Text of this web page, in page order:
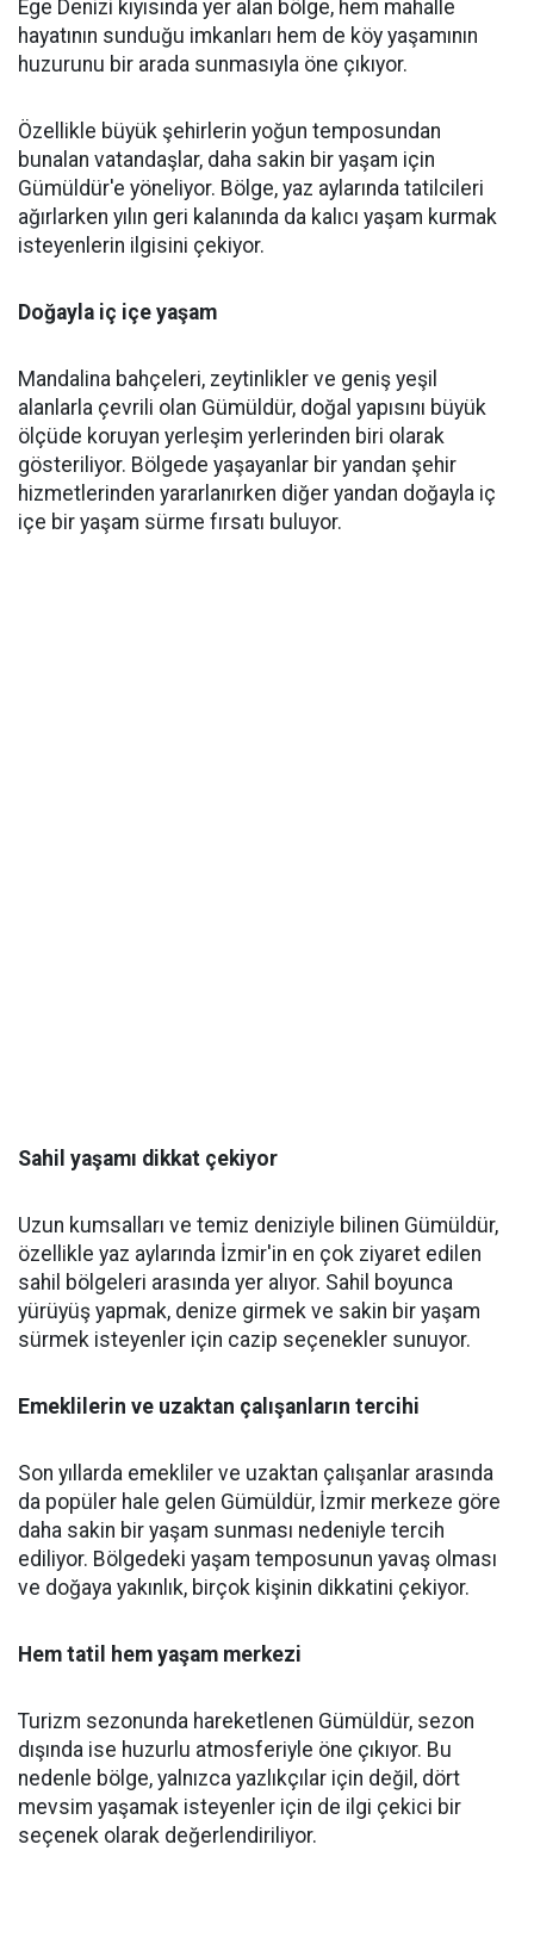
Ege Denizi kıyısında yer alan bölge, hem mahalle
hayatının sunduğu imkanları hem de köy yaşamının
huzurunu bir arada sunmasıyla öne çıkıyor.
Özellikle büyük şehirlerin yoğun temposundan
bunalan vatandaşlar, daha sakin bir yaşam için
Gümüldür'e yöneliyor. Bölge, yaz aylarında tatilcileri
ağırlarken yılın geri kalanında da kalıcı yaşam kurmak
isteyenlerin ilgisini çekiyor.
Doğayla iç içe yaşam
Mandalina bahçeleri, zeytinlikler ve geniş yeşil
alanlarla çevrili olan Gümüldür, doğal yapısını büyük
ölçüde koruyan yerleşim yerlerinden biri olarak
gösteriliyor. Bölgede yaşayanlar bir yandan şehir
hizmetlerinden yararlanırken diğer yandan doğayla iç
içe bir yaşam sürme fırsatı buluyor.
Sahil yaşamı dikkat çekiyor
Uzun kumsalları ve temiz deniziyle bilinen Gümüldür,
özellikle yaz aylarında İzmir'in en çok ziyaret edilen
sahil bölgeleri arasında yer alıyor. Sahil boyunca
yürüyüş yapmak, denize girmek ve sakin bir yaşam
sürmek isteyenler için cazip seçenekler sunuyor.
Emeklilerin ve uzaktan çalışanların tercihi
Son yıllarda emekliler ve uzaktan çalışanlar arasında
da popüler hale gelen Gümüldür, İzmir merkeze göre
daha sakin bir yaşam sunması nedeniyle tercih
ediliyor. Bölgedeki yaşam temposunun yavaş olması
ve doğaya yakınlık, birçok kişinin dikkatini çekiyor.
Hem tatil hem yaşam merkezi
Turizm sezonunda hareketlenen Gümüldür, sezon
dışında ise huzurlu atmosferiyle öne çıkıyor. Bu
nedenle bölge, yalnızca yazlıkçılar için değil, dört
mevsim yaşamak isteyenler için de ilgi çekici bir
seçenek olarak değerlendiriliyor.